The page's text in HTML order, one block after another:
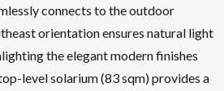
connects to the outdoor
orientation ensures natural light
the elegant modern finishes
level solarium (83 sqm) provides a